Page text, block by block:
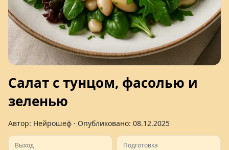
Салат с тунцом, фасолью и
зеленью
Автор: Нейрошеф · Опубликовано: 08.12.2025
Выход Подготовка